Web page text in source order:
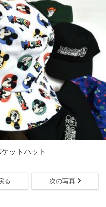
ットハット
る 次の写真